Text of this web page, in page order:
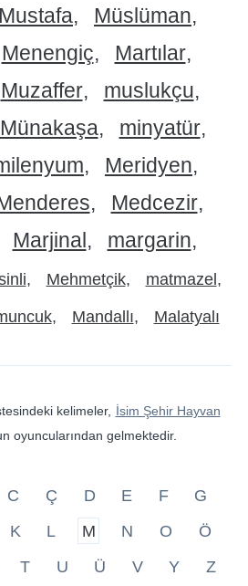
Mustafa
Müslüman
Menengiç
Martılar
Muzaffer
muslukçu
Münakaşa
minyatür
Meridyen
Medcezir
Marjinal
margarin
Mehmetçik matmazel
Mandallı Malatyalı
kelimeler, İsim Şehir Hayvan
oyuncularından gelmektedir.
C Ç D E F
G
K L M N O
Ö
T U Ü V Y Z